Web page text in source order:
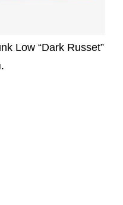
Low “Dark Russet”